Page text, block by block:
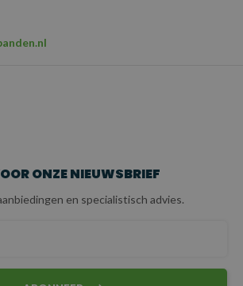
ONZE NIEUWSBRIEF
en specialistisch advies.